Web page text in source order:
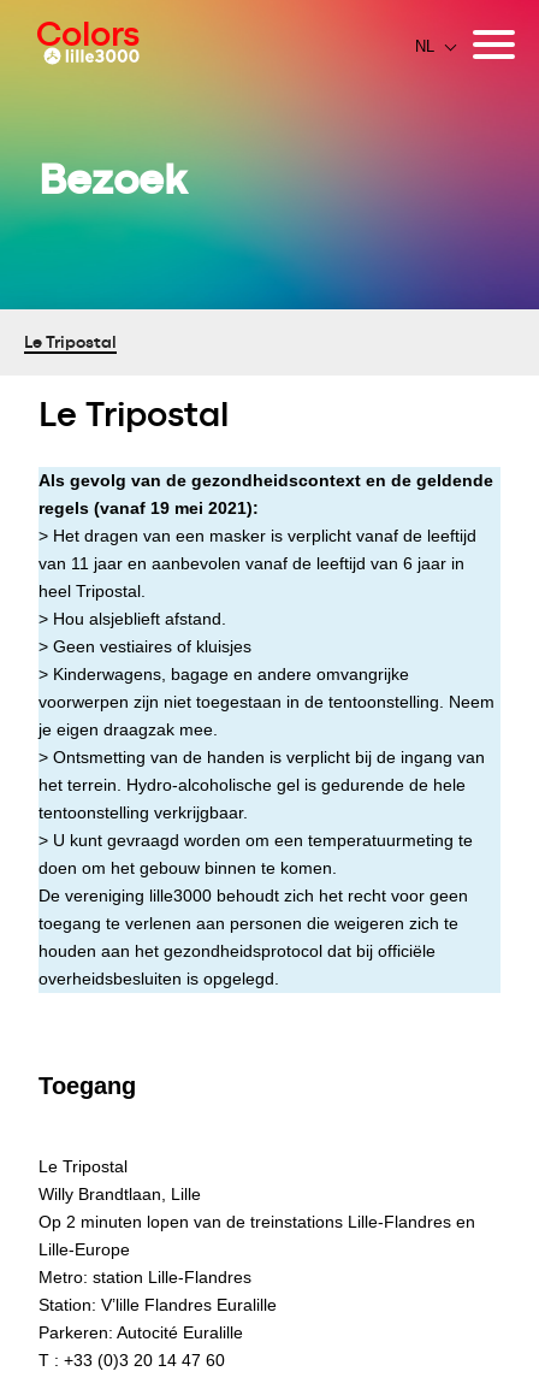
Colors
Bezoek
Le Tripostal
Le Tripostal
Als gevolg van de gezondheidscontext en de geldende
regels (vanaf 19 mei 2021):
> Het dragen van een masker is verplicht vanaf de leeftijd
van 11 jaar en aanbevolen vanaf de leeftijd van 6 jaar in
heel Tripostal.
> Hou alsjeblieft afstand.
> Geen vestiaires of kluisjes
> Kinderwagens, bagage en andere omvangrijke
voorwerpen zijn niet toegestaan in de tentoonstelling. Neem
je eigen draagzak mee.
> Ontsmetting van de handen is verplicht bij de ingang van
het terrein. Hydro-alcoholische gel is gedurende de hele
tentoonstelling verkrijgbaar.
> U kunt gevraagd worden om een temperatuurmeting te
doen om het gebouw binnen te komen.
De vereniging lille3000 behoudt zich het recht voor geen
toegang te verlenen aan personen die weigeren zich te
houden aan het gezondheidsprotocol dat bij officiële
overheidsbesluiten is opgelegd.
Toegang
Le Tripostal
Willy Brandtlaan, Lille
Op 2 minuten lopen van de treinstations Lille-Flandres en
Lille-Europe
Metro: station Lille-Flandres
Station: V’lille Flandres Euralille
Parkeren: Autocité Euralille
T : +33 (0)3 20 14 47 60